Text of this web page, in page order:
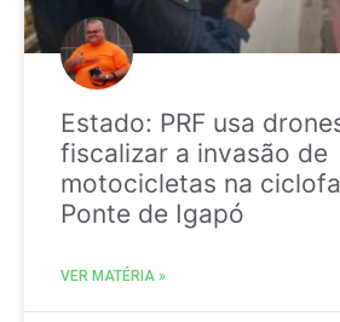
Estado: PRF usa
fiscalizar a invasão de
motocicletas na
Ponte de Igapó
VER MATÉRIA »